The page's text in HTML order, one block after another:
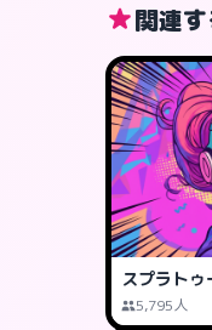
関連
スプラト
5,795人